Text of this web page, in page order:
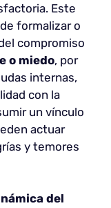
Este
formalizar o
compromiso
o miedo, por
internas,
con la
un vínculo
actuar
y temores
del